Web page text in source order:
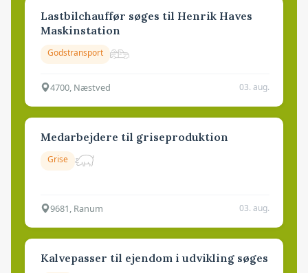
Lastbilchauffør søges til Henrik Haves
Maskinstation
Godstransport
4700, Næstved 03. aug.
Medarbejdere til griseproduktion
Grise
9681, Ranum 03. aug.
Kalvepasser til ejendom i udvikling søges